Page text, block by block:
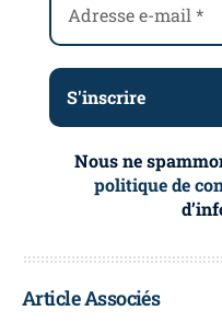
Nous ne
politique de
Article Associés